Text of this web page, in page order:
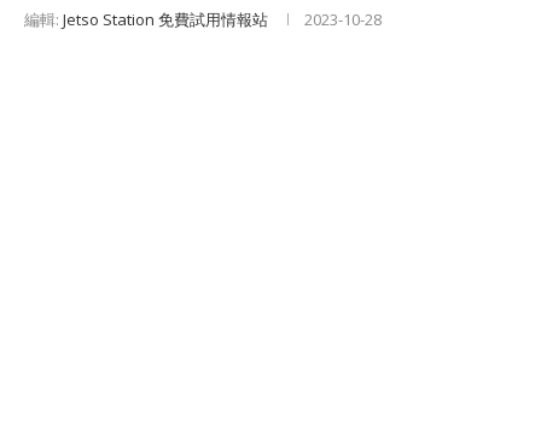
編輯: Jetso Station 免費試用情報站 2023-10-28